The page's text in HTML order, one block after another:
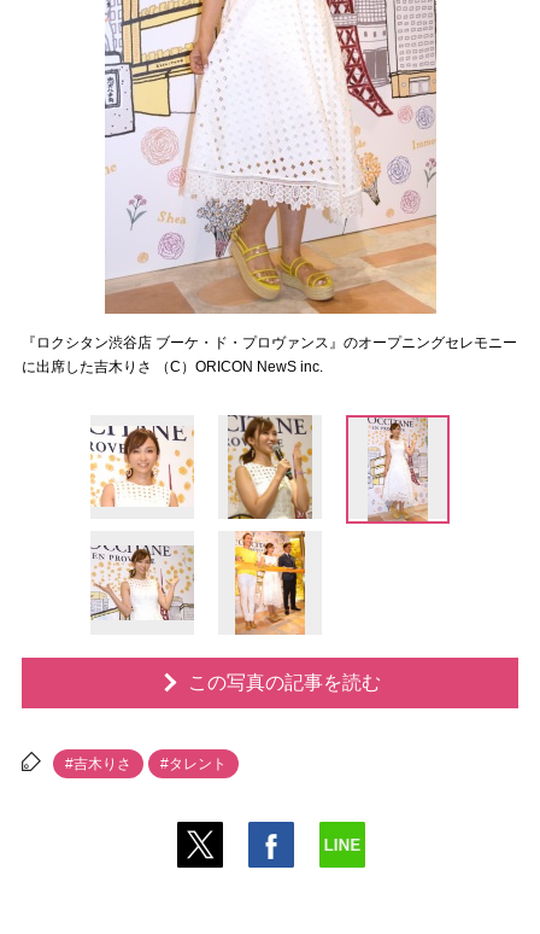
『ロクシタン渋谷店 ブーケ・ド・プロヴァンス』のオープニングセレモニー
に出席した吉木りさ （C）ORICON NewS inc.
この写真の記事を読む
#吉木りさ #タレント